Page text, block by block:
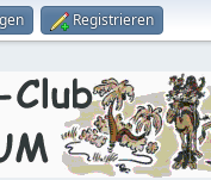
Registrieren